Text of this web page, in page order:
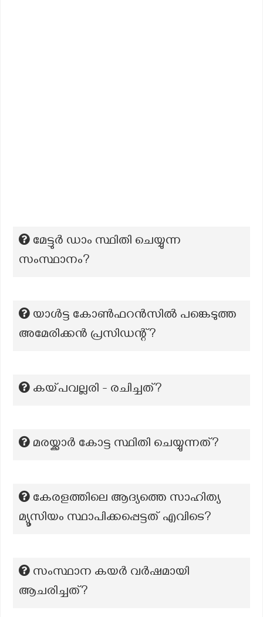
മേട്ടുർ ഡാം സ്ഥിതി ചെയ്യുന്ന
സംസ്ഥാനം?
യാൾട്ട കോൺഫറൻസിൽ പങ്കെടുത്ത
അമേരിക്കൻ പ്രസിഡന്റ്?
കയ്പവല്ലരി - രചിച്ചത്?
മരയ്ക്കാർ കോട്ട സ്ഥിതി ചെയ്യുന്നത്?
കേരളത്തിലെ ആദ്യത്തെ സാഹിത്യ
മ്യൂസിയം സ്ഥാപിക്കപ്പെട്ടത് എവിടെ?
സംസ്ഥാന കയര്‍ വര്‍ഷമായി
ആചരിച്ചത്?